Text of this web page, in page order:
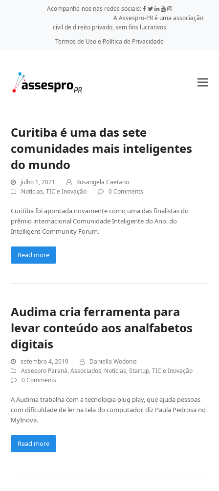
Acompanhe-nos nas redes sociais:
A Assespro-PR é uma associação
civil de direito privado, sem fins lucrativos
Termos de Uso e Política de Privacidade
Curitiba é uma das sete
comunidades mais inteligentes
do mundo
julho 1, 2021
Rosangela Caetano
Notícias,TIC e Inovação 0 Comments
Curitiba foi apontada novamente como uma das finalistas do
prêmio internacional Comunidade Inteligente do Ano, do
Intelligent Community Forum.
Read more
Audima cria ferramenta para
levar conteúdo aos analfabetos
digitais
setembro 4, 2019
Daniella Wodonis
Assespro Paraná,Associados, Notícias,Startup,TIC e Inovação
0 Comments
A Audima trabalha com a tecnologia plug play, que ajuda pessoas
com dificuldade de ler na tela do computador, diz Paula Pedrosa no
MyInova.
Read more